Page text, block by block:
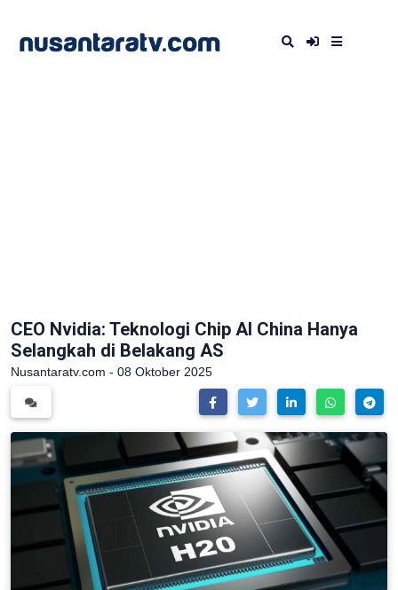
CEO Nvidia: Teknologi Chip AI China Hanya
Selangkah di Belakang AS
Nusantaratv.com - 08 Oktober 2025